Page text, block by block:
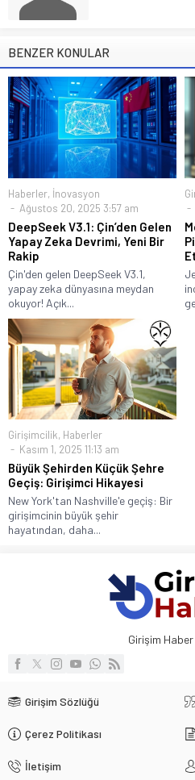
BENZER KONULAR
Haberler, İnovasyon
Ağustos 20, 2025 3:57 am
DeepSeek V3.1: Çin’den Gelen
Yapay Zeka Devrimi, Yeni Bir
Rakip
Çin'den gelen DeepSeek V3.1,
yapay zeka dünyasına meydan
okuyor! Açık...
Girişimcilik, Haberler
Kasım 1, 2025 11:13 am
Büyük Şehirden Küçük Şehre
Geçiş: Girişimci Hikayesi
New York'tan Nashville'e geçiş: Bir
girişimcinin büyük şehir
hayatından, daha...
Girişim
Girişim Sözlüğü
Çerez Politikası
İletişim